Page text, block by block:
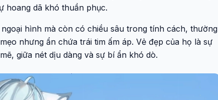
hoang dã khó thuần phục.
hình mà còn có chiều sâu trong tính cách, thường
nhưng ẩn chứa trái tim ấm áp. Vẻ đẹp của họ là sự
giữa nét dịu dàng và sự bí ẩn khó dò.